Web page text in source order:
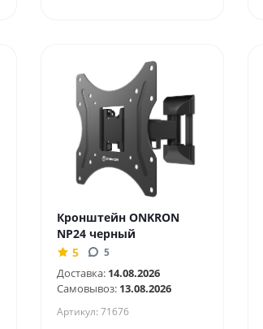
Кронштейн ONKRON
NP24 черный
5
5
Доставка: 14.08.2026
Самовывоз: 13.08.2026
Артикул: 71676